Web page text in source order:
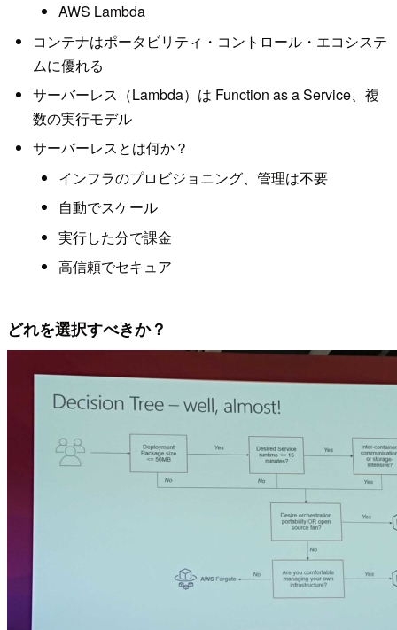
AWS Lambda
コンテナはポータビリティ・コントロール・エコシステ
ムに優れる
サーバーレス（Lambda）は Function as a Service、複
数の実行モデル
サーバーレスとは何か？
インフラのプロビジョニング、管理は不要
自動でスケール
実行した分で課金
高信頼でセキュア
どれを選択すべきか？